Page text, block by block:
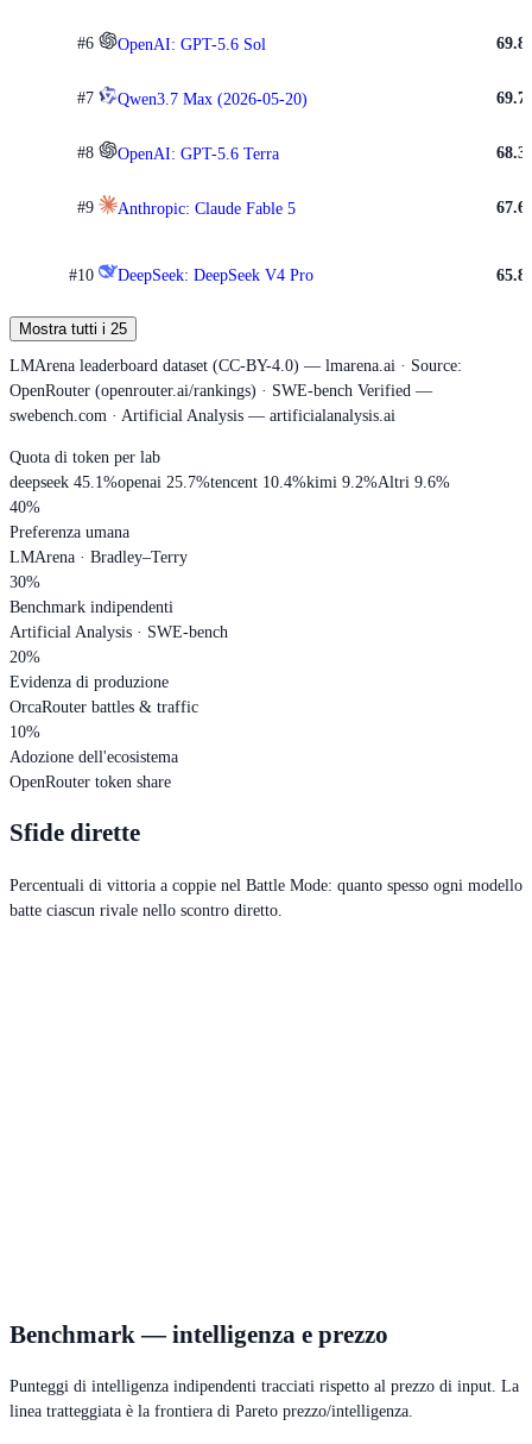
#6 OpenAI: GPT-5.6 Sol 69.8
#7 Qwen3.7 Max (2026-05-20) 69.7
#8 OpenAI: GPT-5.6 Terra 68.3
#9 Anthropic: Claude Fable 5 67.6
#10 DeepSeek: DeepSeek V4 Pro 65.8
Mostra tutti i 25
LMArena leaderboard dataset (CC-BY-4.0) — lmarena.ai · Source:
OpenRouter (openrouter.ai/rankings) · SWE-bench Verified —
swebench.com · Artificial Analysis — artificialanalysis.ai
Quota di token per lab
deepseek 45.1%openai 25.7%tencent 10.4%kimi 9.2%Altri 9.6%
40%
Preferenza umana
LMArena · Bradley–Terry
30%
Benchmark indipendenti
Artificial Analysis · SWE-bench
20%
Evidenza di produzione
OrcaRouter battles & traffic
10%
Adozione dell'ecosistema
OpenRouter token share
Sfide dirette
Percentuali di vittoria a coppie nel Battle Mode: quanto spesso ogni modello
batte ciascun rivale nello scontro diretto.
Benchmark — intelligenza e prezzo
Punteggi di intelligenza indipendenti tracciati rispetto al prezzo di input. La
linea tratteggiata è la frontiera di Pareto prezzo/intelligenza.